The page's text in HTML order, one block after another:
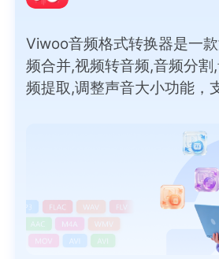
Viwoo音频格式转换器是一
频合并,视频转音频,音频分
频提取,调整声音大小功能，